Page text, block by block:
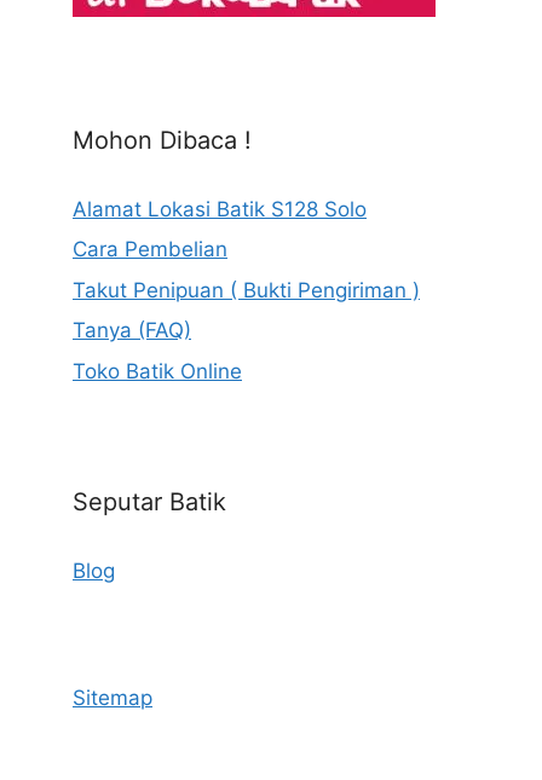
Mohon Dibaca !
Alamat Lokasi Batik S128 Solo
Cara Pembelian
Takut Penipuan ( Bukti Pengiriman )
Tanya (FAQ)
Toko Batik Online
Seputar Batik
Blog
Sitemap